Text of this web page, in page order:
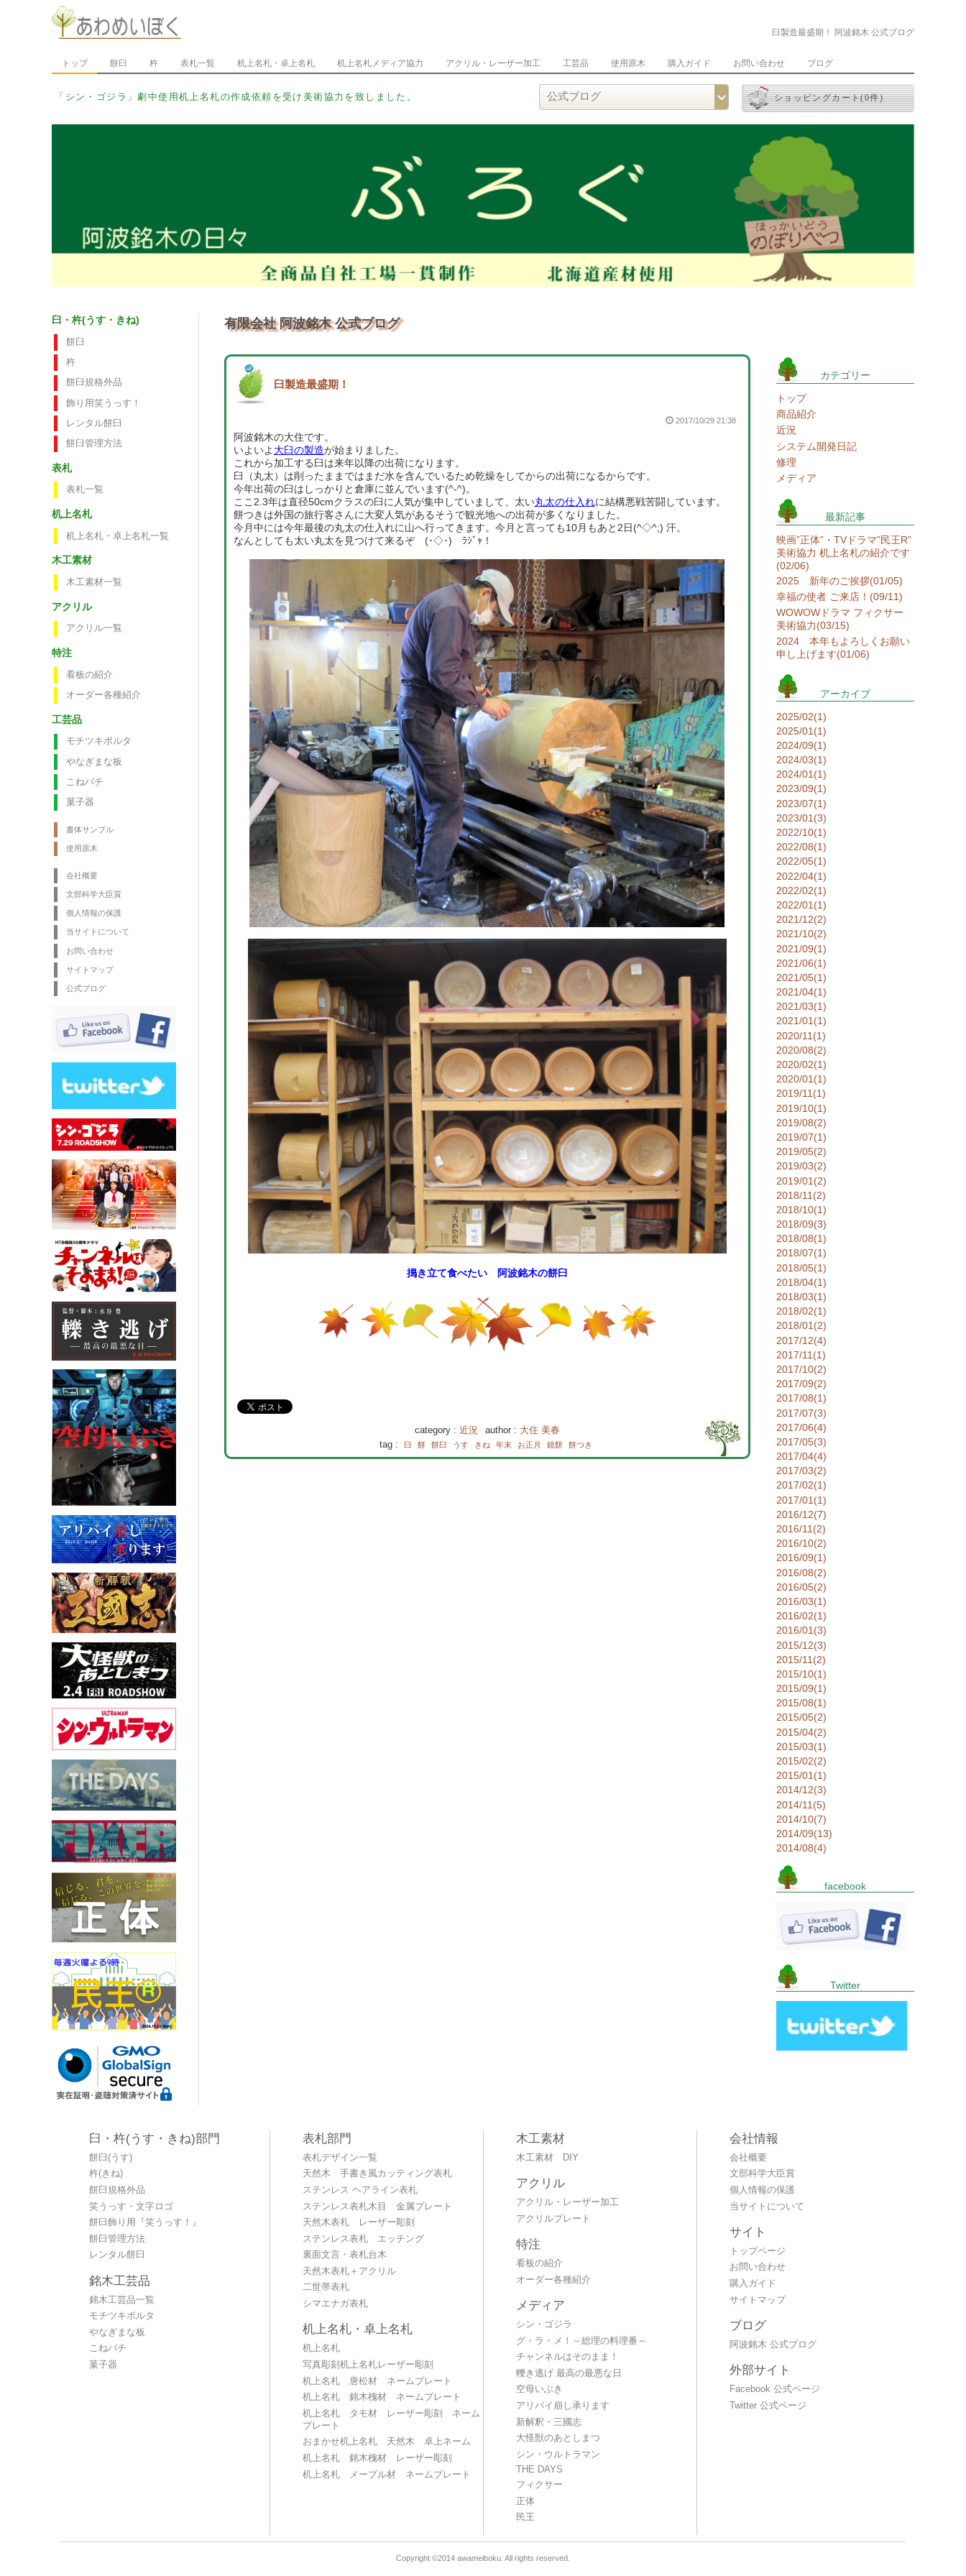
臼製造最盛期！ 阿波銘木 公式ブログ
トップ 餅臼 杵 表札一覧 机上名札・卓上名札 机上名札メディア協力 アクリル・レーザー加工 工芸品 使用原木 購入ガイド お問い合わせ ブログ
「シン・_ ショッピングカート(0件)
臼・杵(うす・きね)
餅臼
杵
餅臼規格外品
飾り用笑うっす！
レンタル餅臼
餅臼管理方法
表札
表札一覧
机上名札
机上名札・卓上名札一覧
木工素材
木工素材一覧
アクリル
アクリル一覧
特注
看板の紹介
オーダー各種紹介
工芸品
モチツキボルタ
やなぎまな板
こねバチ
菓子器
書体サンプル
使用原木
会社概要
文部科学大臣賞
個人情報の保護
当サイトについて
お問い合わせ
サイトマップ
公式ブログ
有限会社 阿波銘木 公式ブログ
臼製造最盛期！
2017/10/29 21:38
阿波銘木の大住です。
いよいよ 大臼の製造が始まりました。
これから加工する臼は来年以降の出荷になります。
臼（丸太）は削ったままではまだ水を含んでいるため乾燥をしてからの出荷になるからです。
今年出荷の臼はしっかりと倉庫に並んでいます(^-^)。
ここ2.3年は直径50cmクラスの臼に人気が集中していまして、太い丸太の仕入れに結構悪戦苦闘しています。
餅つきは外国の旅行客さんに大変人気があるそうで観光地への出荷が多くなりました。
今月中には今年最後の丸太の仕入れに山へ行ってきます。今月と言っても10月もあと2日(^◇^;) 汗。
なんとしても太い丸太を見つけて来るぞ (･◇･)ゞﾗｼﾞｬ！
搗き立て食べたい 阿波銘木の餅臼
category :近況 author : 大住 美春
tag : 臼 餅 餅臼 うす きね 年末 お正月 鏡餅 餅つき
カテゴリー
トップ
商品紹介
近況
システム開発日記
修理
メディア
最新記事
映画”正体”・TVドラマ”民王R”
美術協力 机上名札の紹介です
(02/06)
2025 新年のご挨拶(01/05)
幸福の使者 ご来店！(09/11)
WOWOWドラマ フィクサー
美術協力(03/15)
2024 本年もよろしくお願い
申し上げます(01/06)
アーカイブ
2025/02(1)
2025/01(1)
2024/09(1)
2024/03(1)
2024/01(1)
2023/09(1)
2023/07(1)
2023/01(3)
2022/10(1)
2022/08(1)
2022/05(1)
2022/04(1)
2022/02(1)
2022/01(1)
2021/12(2)
2021/10(2)
2021/09(1)
2021/06(1)
2021/05(1)
2021/04(1)
2021/03(1)
2021/01(1)
2020/11(1)
2020/08(2)
2020/02(1)
2020/01(1)
2019/11(1)
2019/10(1)
2019/08(2)
2019/07(1)
2019/05(2)
2019/03(2)
2019/01(2)
2018/11(2)
2018/10(1)
2018/09(3)
2018/08(1)
2018/07(1)
2018/05(1)
2018/04(1)
2018/03(1)
2018/02(1)
2018/01(2)
2017/12(4)
2017/11(1)
2017/10(2)
2017/09(2)
2017/08(1)
2017/07(3)
2017/06(4)
2017/05(3)
2017/04(4)
2017/03(2)
2017/02(1)
2017/01(1)
2016/12(7)
2016/11(2)
2016/10(2)
2016/09(1)
2016/08(2)
2016/05(2)
2016/03(1)
2016/02(1)
2016/01(3)
2015/12(3)
2015/11(2)
2015/10(1)
2015/09(1)
2015/08(1)
2015/05(2)
2015/04(2)
2015/03(1)
2015/02(2)
2015/01(1)
2014/12(3)
2014/11(5)
2014/10(7)
2014/09(13)
2014/08(4)
facebook
Twitter
臼・杵(うす・きね)部門
餅臼(うす)
杵(きね)
餅臼規格外品
笑うっす・文字ロゴ
餅臼飾り用『笑うっす！』
餅臼管理方法
レンタル餅臼
銘木工芸品
銘木工芸品一覧
モチツキボルタ
やなぎまな板
こねバチ
菓子器
表札部門
表札デザイン一覧
天然木 手書き風カッティング表札
ステンレス ヘアライン表札
ステンレス表札木目 金属プレート
天然木表札 レーザー彫刻
ステンレス表札 エッチング
裏面文言・表札台木
天然木表札＋アクリル
二世帯表札
シマエナガ表札
机上名札・卓上名札
机上名札
写真彫刻机上名札レーザー彫刻
机上名札 唐松材 ネームプレート
机上名札 銘木槐材 ネームプレート
机上名札 タモ材 レーザー彫刻 ネーム
プレート
おまかせ机上名札 天然木 卓上ネーム
机上名札 銘木槐材 レーザー彫刻
机上名札 メープル材 ネームプレート
木工素材
木工素材 DIY
アクリル
アクリル・レーザー加工
アクリルプレート
特注
看板の紹介
オーダー各種紹介
メディア
シン・ゴジラ
グ・ラ・メ！～総理の料理番～
チャンネルはそのまま！
轢き逃げ 最高の最悪な日
空母いぶき
アリバイ崩し承ります
新解釈・三國志
大怪獣のあとしまつ
シン・ウルトラマン
THE DAYS
フィクサー
正体
民王
会社情報
会社概要
文部科学大臣賞
個人情報の保護
当サイトについて
サイト
トップページ
お問い合わせ
購入ガイド
サイトマップ
ブログ
阿波銘木 公式ブログ
外部サイト
Facebook 公式ページ
Twitter 公式ページ
Copyright ©2014 awameiboku. All rights reserved.